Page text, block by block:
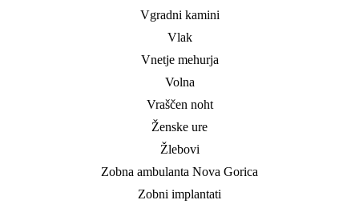
Vgradni kamini
Vlak
Vnetje mehurja
Volna
Vraščen noht
Ženske ure
Žlebovi
Zobna ambulanta Nova Gorica
Zobni implantati